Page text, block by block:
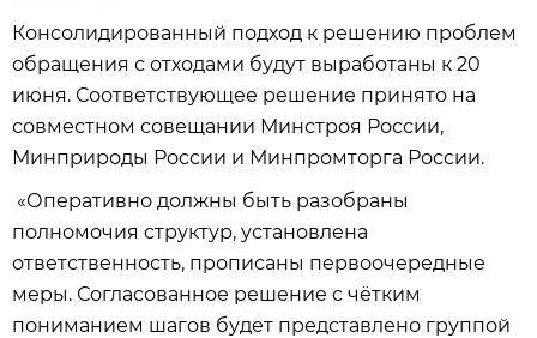
Консолидированный подход к решению проблем
обращения с отходами будут выработаны к 20
июня. Соответствующее решение принято на
совместном совещании Минстроя России,
Минприроды России и Минпромторга России.
«Оперативно должны быть разобраны
полномочия структур, установлена
ответственность, прописаны первоочередные
меры. Согласованное решение с чётким
пониманием шагов будет представлено группой